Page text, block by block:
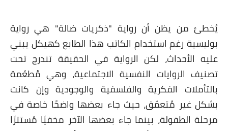
من يظن أن رواية "ذكريات ضالة" هي رواية
رغم استخدام الكاتب هذا الطابع كهيكل يبني
الأحداث، لكن الرواية في الحقيقة تندرج تحت
الروايات النفسية الاجتماعية، وهي مُطعّمة
الفكرية والفلسفية والوجودية وإن كانت
غير مُتعمّق، حيث جاء بعضها واضحًا خاصة في
الطفولة، بينما جاء بعضها الآخر مخفيًا مُستترًا